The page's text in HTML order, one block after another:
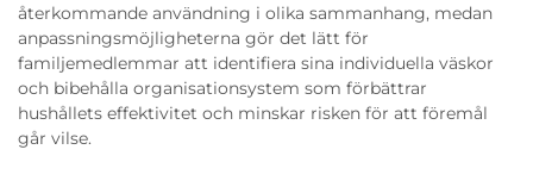
återkommande användning i olika sammanhang, medan
anpassningsmöjligheterna gör det lätt för
familjemedlemmar att identifiera sina individuella väskor
och bibehålla organisationsystem som förbättrar
hushållets effektivitet och minskar risken för att föremål
går vilse.